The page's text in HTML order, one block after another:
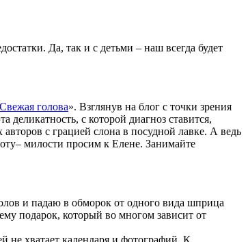
Да, так и с детьми – наш всегда будет
Свежая голова». Взглянув на блог с точки зрения
деликатность, с которой диагноз ставится,
с грацией слона в посудной лавке. А ведь
милости просим к Елене. Занимайте
и падаю в обморок от одного вида шприца
подарок, который во многом зависит от
не хватает календаря и фотографий. К